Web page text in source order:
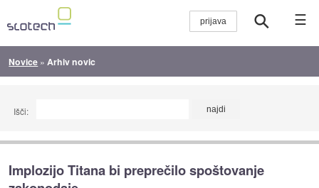
☰
Novice » Arhiv novic
Išči:
Implozijo Titana bi preprečilo spoštovanje